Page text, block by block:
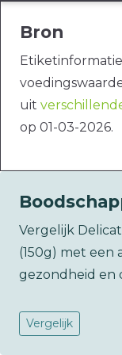
Bron
uit
op 01-03-2026.
Vergelijk
(150g) met
gezondheid en
Vergelijk